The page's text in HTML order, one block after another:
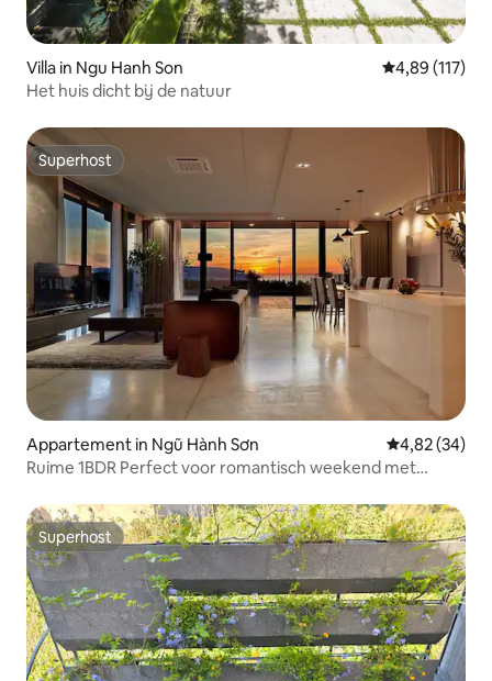
Villa in Ngu Hanh Son Gemiddelde
4,89 (117)
Het huis dicht bij de natuur
Superhost
Superhost
Appartement in Ngũ Hành Sơn Gemiddelde
4,82 (34)
Ruime 1BDR Perfect voor romantisch weekend met
Superhost
Superhost